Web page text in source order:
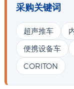
采购关键词
超声推车
便携设备车
CORITON